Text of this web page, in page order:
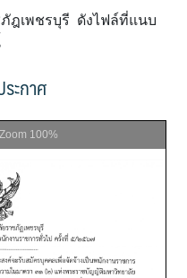
เพชรบุรี ดังไฟล์ที่แนบ
ะกาศ
Zoom 100%